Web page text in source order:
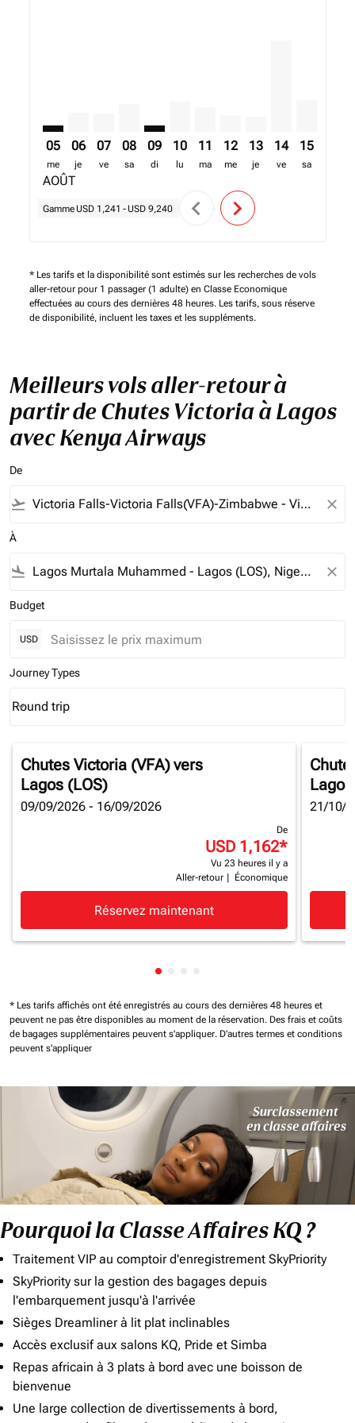
05
me
AOÛT
06
je
07
ve
08
sa
09
di
10
lu
11
ma
12
me
13
je
14
ve
15
sa
Gamme USD 1,241 - USD 9,240 chevron_left chevron_right
* Les tarifs et la disponibilité sont estimés sur les recherches de vols
aller-retour pour 1 passager (1 adulte) en Classe Economique
effectuées au cours des dernières 48 heures. Les tarifs, sous réserve
de disponibilité, incluent les taxes et les suppléments.
Meilleurs vols aller-retour à
partir de Chutes Victoria à Lagos
avec Kenya Airways
De
flight_takeoff close
À
flight_land close
Budget
USD
Journey Types
Journey Types option Round trip Selected
Round trip
keyboard_arrow_down
Chutes Victoria (VFA)vers
Lagos (LOS)
09/09/2026 - 16/09/2026
De
USD 1,162*
Vu 23 heures il y a
Aller-retour
Économique
Réservez maintenant
21/10/
Affichage de cmp-pagination-
* Les tarifs affichés ont été enregistrés au cours des dernières 48 heures et
peuvent ne pas être disponibles au moment de la réservation. Des frais et coûts
de bagages supplémentaires peuvent s'appliquer. D'autres termes et conditions
peuvent s'appliquer
Pourquoi la Classe Affaires KQ ?
Traitement VIP au comptoir d'enregistrement SkyPriority
SkyPriority sur la gestion des bagages depuis
l'embarquement jusqu'à l'arrivée
Sièges Dreamliner à lit plat inclinables
Accès exclusif aux salons KQ, Pride et Simba
Repas africain à 3 plats à bord avec une boisson de
bienvenue
Une large collection de divertissements à bord,